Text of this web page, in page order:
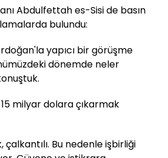
Abdulfettah es-Sisi de basın
bulundu:
yapıcı bir görüşme
dönemde neler
milyar dolara çıkarmak
Bu nedenle işbirliği